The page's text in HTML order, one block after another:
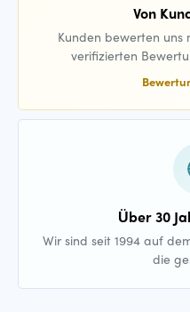
Von
Kunden bewerten uns
verifizierten
Über 30
Wir sind seit 1994 auf
die